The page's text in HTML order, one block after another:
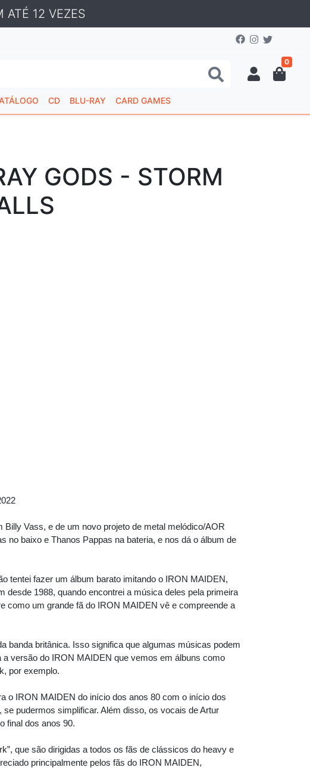
ATÉ 12 VEZES
0
CD BLU-RAY CARD GAMES
GODS - STORM
Vass, e de um novo projeto de metal melódico/AOR
baixo e Thanos Pappas na bateria, e nos dá o álbum de
tentei fazer um álbum barato imitando o IRON MAIDEN,
1988, quando encontrei a música deles pela primeira
como um grande fã do IRON MAIDEN vê e compreende a
banda britânica. Isso significa que algumas músicas podem
a versão do IRON MAIDEN que vemos em álbuns como
por exemplo.
o IRON MAIDEN do início dos anos 80 com o início dos
pudermos simplificar. Além disso, os vocais de Artur
final dos anos 90.
que são dirigidas a todos os fãs de clássicos do heavy e
principalmente pelos fãs do IRON MAIDEN,